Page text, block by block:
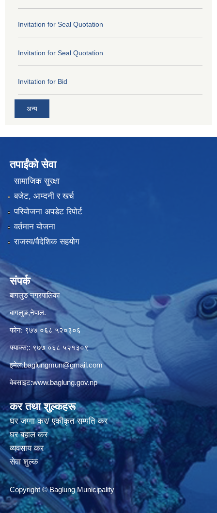
Invitation for Seal Quotation
Invitation for Seal Quotation
Invitation for Bid
अन्य
तपाईंको सेवा
सामाजिक सुरक्षा
बजेट, आम्दनी र खर्च
परियोजना अपडेट रिपोर्ट
वर्तमान योजना
राजस्व/वैदेशिक सहयोग
संपर्क
बागलुङ नगरपालिका
बागलुङ,नेपाल.
फोन: ९७७ ०६८ ५२०३०६
फ्याक्स;: ९७७ ०६८ ५२१३०९
इमेल:baglungmun@gmail.com
वेबसाइट:www.baglung.gov.np
कर तथा शुल्कहरू
घर जग्गा कर/ एकीकृत सम्पति कर
घर बहाल कर
व्यवसाय कर
सेवा शुल्क
Copyright © Baglung Municipality